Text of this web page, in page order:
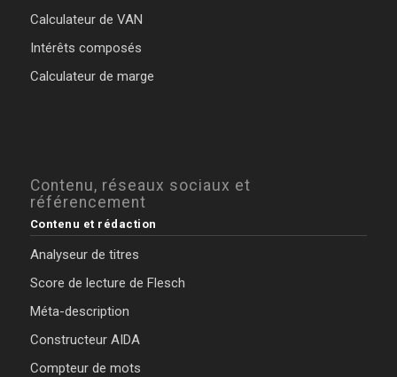
Calculateur de VAN
Intérêts composés
Calculateur de marge
Contenu, réseaux sociaux et
référencement
Contenu et rédaction
Analyseur de titres
Score de lecture de Flesch
Méta-description
Constructeur AIDA
Compteur de mots